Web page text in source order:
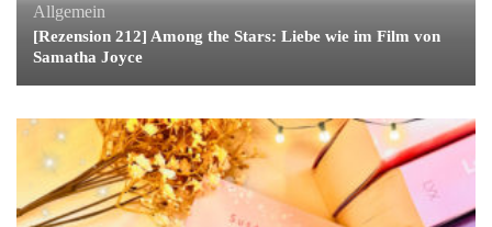
Allgemein
[Rezension 212] Among the Stars: Liebe wie im Film von
Samatha Joyce